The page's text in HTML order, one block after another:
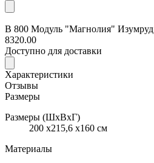
В 800 Модуль "Магнолия" Изумруд
8320.00
Доступно для доставки
Характеристики
Отзывы
Размеры
Размеры (ШхВхГ)
200 x215,6 x160 см
Материалы